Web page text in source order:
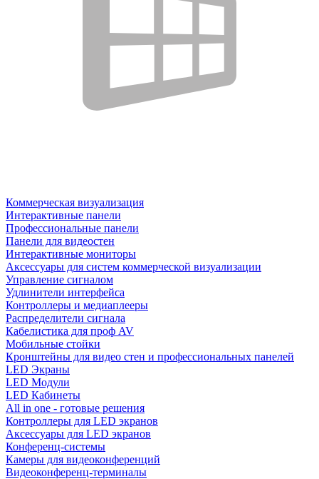
Коммерческая визуализация
Интерактивные панели
Профессиональные панели
Панели для видеостен
Интерактивные мониторы
Аксессуары для систем коммерческой визуализации
Управление сигналом
Удлинители интерфейса
Контроллеры и медиаплееры
Распределители сигнала
Кабелистика для проф AV
Мобильные стойки
Кронштейны для видео стен и профессиональных панелей
LED Экраны
LED Модули
LED Кабинеты
All in one - готовые решения
Контроллеры для LED экранов
Аксессуары для LED экранов
Конференц-системы
Камеры для видеоконференций
Видеоконференц-терминалы